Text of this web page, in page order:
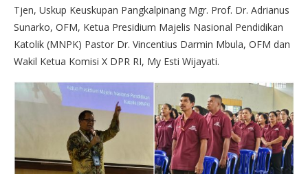
Tjen, Uskup Keuskupan Pangkalpinang Mgr. Prof. Dr. Adrianus
Sunarko, OFM, Ketua Presidium Majelis Nasional Pendidikan
Katolik (MNPK) Pastor Dr. Vincentius Darmin Mbula, OFM dan
Wakil Ketua Komisi X DPR RI, My Esti Wijayati.